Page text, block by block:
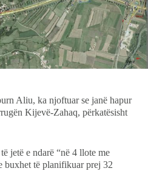
Aliu, ka njoftuar se janë hapur
Kijevë-Zahaq, përkatësisht
jetë e ndarë “në 4 llote me
buxhet të planifikuar prej 32